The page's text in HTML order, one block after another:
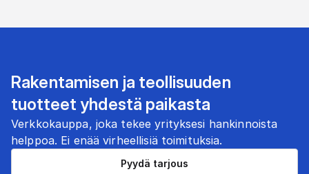
Rakentamisen ja teollisuuden
tuotteet yhdestä paikasta
Verkkokauppa, joka tekee yrityksesi hankinnoista
helppoa. Ei enää virheellisiä toimituksia.
Pyydä tarjous